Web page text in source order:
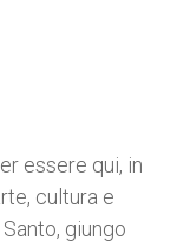
essere qui, in
cultura e
giungo